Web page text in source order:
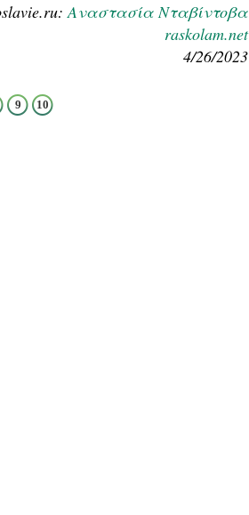
Αναστασία Νταβίντοβα
raskolam.net
4/26/2023
9 10